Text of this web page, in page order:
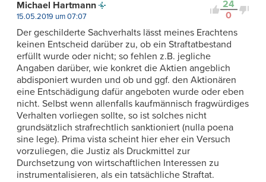
24
0
Michael Hartmann
15.05.2019 um 07:07
Der geschilderte Sachverhalts lässt meines Erachtens
keinen Entscheid darüber zu, ob ein Straftatbestand
erfüllt wurde oder nicht; so fehlen z.B. jegliche
Angaben darüber, wie konkret die Aktien angeblich
abdisponiert wurden und ob und ggf. den Aktionären
eine Entschädigung dafür angeboten wurde oder eben
nicht. Selbst wenn allenfalls kaufmännisch fragwürdiges
Verhalten vorliegen sollte, so ist solches nicht
grundsätzlich strafrechtlich sanktioniert (nulla poena
sine lege). Prima vista scheint hier eher ein Versuch
vorzuliegen, die Justiz als Druckmittel zur
Durchsetzung von wirtschaftlichen Interessen zu
instrumentalisieren, als ein tatsächliche Straftat.